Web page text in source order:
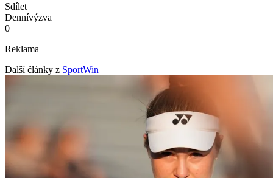
Sdílet
Dennívýzva
0
Reklama
Další články z SportWin